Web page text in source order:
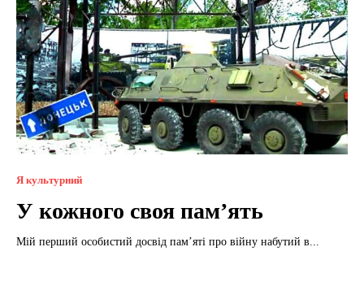
Я культурний
У кожного своя пам’ять
Мій перший особистий досвід пам’яті про війну набутий в...